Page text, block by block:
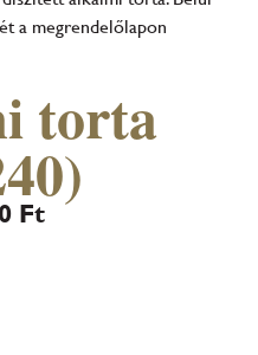
torta
Ft
a megrendelőlapon